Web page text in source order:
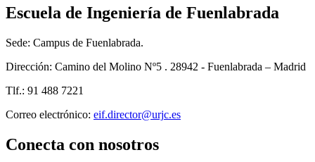
Escuela de Ingeniería de Fuenlabrada
Sede: Campus de Fuenlabrada.
Dirección: Camino del Molino Nº5 . 28942 - Fuenlabrada – Madrid
Tlf.: 91 488 7221
Correo electrónico:
Conecta con nosotros